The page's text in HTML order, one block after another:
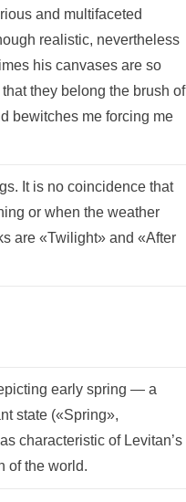
and multifaceted
realistic, nevertheless
his canvases are so
they belong the brush of
bewitches me forcing me
It is no coincidence that
or when the weather
are «Twilight» and «After
early spring — a
state («Spring»,
characteristic of Levitan’s
of the world.